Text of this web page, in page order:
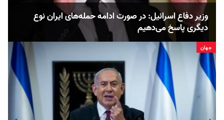
وزیر دفاع اسرائیل: در صورت ادامه حمله‌های ایران نوع
دیگری پاسخ می‌دهیم
جهان